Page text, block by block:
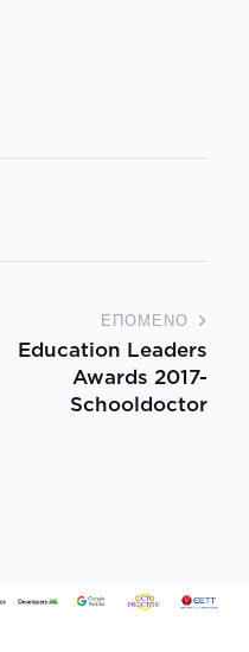
ΕΠΌΜΕΝΟ
Education Leaders
Awards 2017-
Schooldoctor